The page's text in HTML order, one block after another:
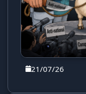
21/07/26